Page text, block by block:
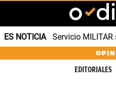
ES NOTICIA Servicio MILITAR
EDITORIALES